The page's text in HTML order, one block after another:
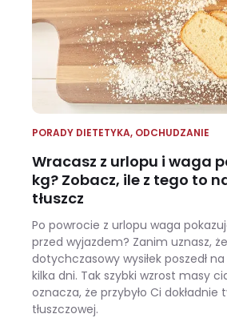
PORADY DIETETYKA, ODCHUDZANIE
Wracasz z urlopu i waga
kg? Zobacz, ile z tego to
tłuszcz
Po powrocie z urlopu waga
przed wyjazdem? Zanim uznasz,
dotychczasowy wysiłek poszedł
kilka dni. Tak szybki wzrost masy
oznacza, że przybyło Ci
tłuszczowej.